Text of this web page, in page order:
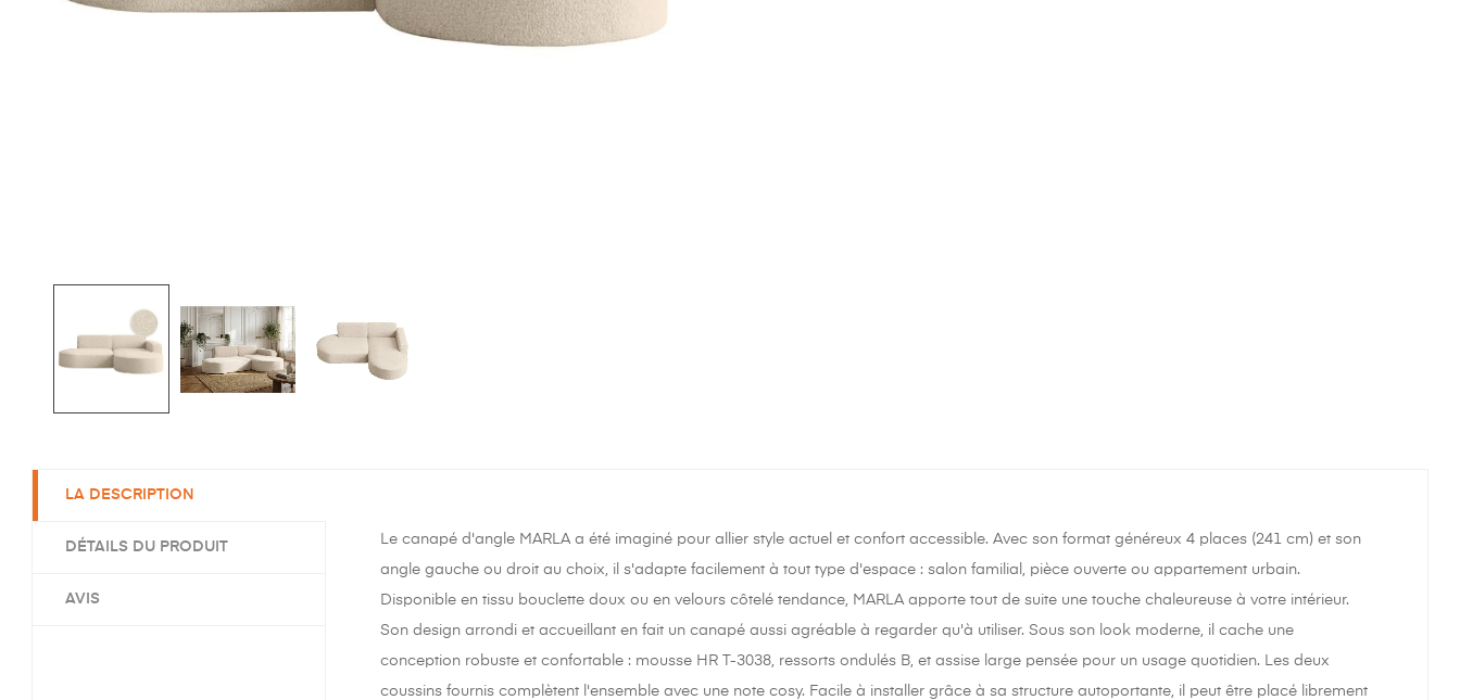
LA DESCRIPTION
DÉTAILS DU PRODUIT
AVIS
Le canapé d'angle MARLA a été imaginé pour allier style actuel et confort accessible. Avec son format généreux 4 places (241 cm) et son
angle gauche ou droit au choix, il s'adapte facilement à tout type d'espace : salon familial, pièce ouverte ou appartement urbain.
Disponible en tissu bouclette doux ou en velours côtelé tendance, MARLA apporte tout de suite une touche chaleureuse à votre intérieur.
Son design arrondi et accueillant en fait un canapé aussi agréable à regarder qu'à utiliser. Sous son look moderne, il cache une
conception robuste et confortable : mousse HR T-3038, ressorts ondulés B, et assise large pensée pour un usage quotidien. Les deux
coussins fournis complètent l'ensemble avec une note cosy. Facile à installer grâce à sa structure autoportante, il peut être placé librement